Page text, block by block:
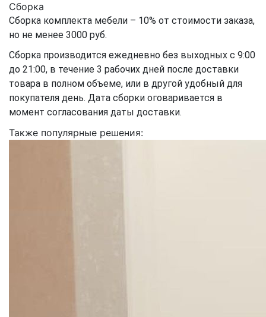
Сборка
Сборка комплекта мебели – 10% от стоимости заказа,
но не менее 3000 руб.
Сборка производится ежедневно без выходных с 9:00
до 21:00, в течение 3 рабочих дней после доставки
товара в полном объеме, или в другой удобный для
покупателя день. Дата сборки оговаривается в
момент согласования даты доставки.
Также популярные решения: